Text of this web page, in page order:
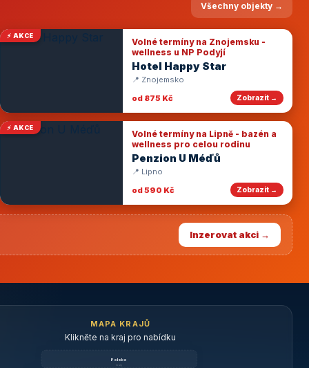
Všechny objekty →
⚡ AKCE
Volné termíny na Znojemsku -
wellness u NP Podyjí
Hotel Happy Star
📍 Znojemsko
od 875 Kč
Zobrazit →
⚡ AKCE
Volné termíny na Lipně - bazén a
wellness pro celou rodinu
Penzion U Méďů
📍 Lipno
od 590 Kč
Zobrazit →
Inzerovat akci →
MAPA KRAJŮ
Klikněte na kraj pro nabídku
Polsko
brzy